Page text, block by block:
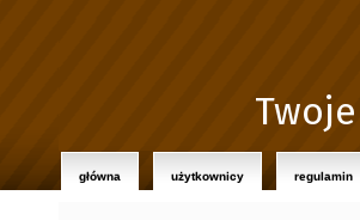
główna użytkownicy regulamin